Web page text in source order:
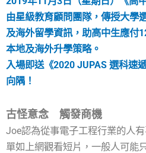
由星級教育顧問團隊，傳授大學
及海外留學資訊，助高中生應付
本地及海外升學策略。
入場即送《2020 JUPAS 選科速
向隅！
古怪意念 觸發商機
Joe認為從事電子工程行業的人
單如上網觀看短片，一般人可能